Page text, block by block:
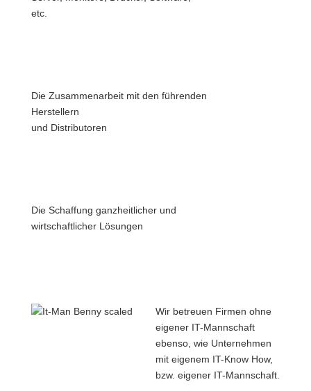
etc.
Die Zusam­men­ar­beit mit den füh­ren­den
Her­stel­lern
und Dis­tri­bu­to­ren
Die Schaf­fung ganz­heit­li­cher und
wirt­schaft­li­cher Lösun­gen
Wir betreu­en Fir­men ohne
eige­ner IT-Mann­schaft
eben­so, wie Unter­neh­men
mit eige­nem IT-Know How,
bzw. eige­ner IT-Mann­schaft.